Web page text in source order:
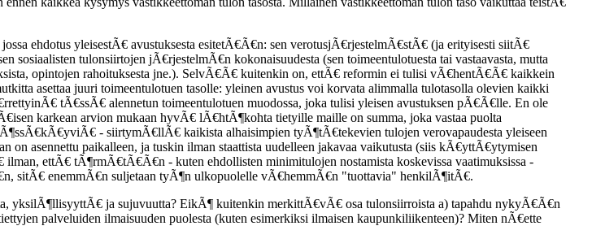
ehdotus yleisestÃ€ avustuksesta esitetÃ€Ã€n: sen verotusjÃ€rjestelmÃ€stÃ€ (ja erityisesti siitÃ€
sosiaalisten tulonsiirtojen jÃ€rjestelmÃ€n kokonaisuudesta (sen toimeentulotuesta tai vastaavasta, mutta
opintojen rahoituksesta jne.). SelvÃ€Ã€ kuitenkin on, ettÃ€ reformin ei tulisi vÃ€hentÃ€Ã€ kaikkein
asettaa juuri toimeentulotuen tasolle: yleinen avustus voi korvata alimmalla tulotasolla olevien kaikki
tÃ€ssÃ€ alennetun toimeentulotuen muodossa, joka tulisi yleisen avustuksen pÃ€Ã€lle. En ole
karkean arvion mukaan hyvÃ€ lÃ€htÃ¶kohta tietyille maille on summa, joka vastaa puolta
- siirtymÃ€llÃ€ kaikista alhaisimpien tyÃ¶tÃ€tekevien tulojen verovapaudesta yleiseen
on asennettu paikalleen, ja tuskin ilman staattista uudelleen jakavaa vaikutusta (siis kÃ€yttÃ€ytymisen
ilman, ettÃ€ tÃ¶rmÃ€tÃ€Ã€n - kuten ehdollisten minimitulojen nostamista koskevissa vaatimuksissa -
sitÃ€ enemmÃ€n suljetaan tyÃ¶n ulkopuolelle vÃ€hemmÃ€n "tuottavia" henkilÃ¶itÃ€.
yksilÃ¶llisyyttÃ€ ja sujuvuutta? EikÃ¶ kuitenkin merkittÃ€vÃ€ osa tulonsiirroista a) tapahdu nykyÃ€Ã€n
palveluiden ilmaisuuden puolesta (kuten esimerkiksi ilmaisen kaupunkiliikenteen)? Miten nÃ€ette